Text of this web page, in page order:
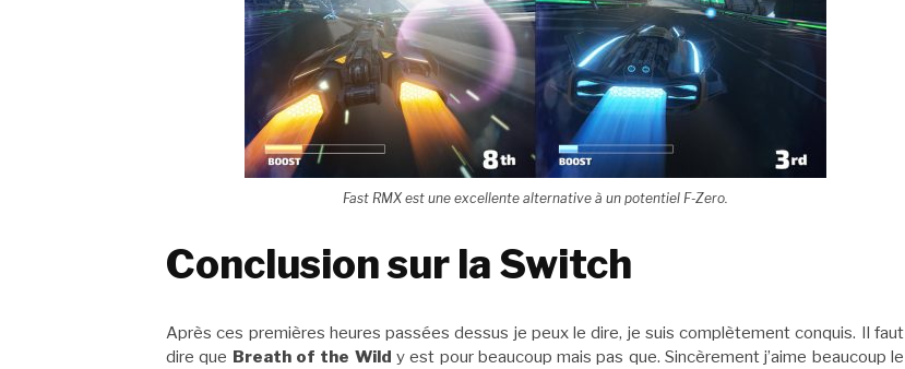
Fast RMX est une excellente alternative à un potentiel F-Zero.
Conclusion sur la Switch
Après ces premières heures passées dessus je peux le dire, je suis complètement conquis. Il faut
dire que Breath of the Wild y est pour beaucoup mais pas que. Sincèrement j’aime beaucoup le